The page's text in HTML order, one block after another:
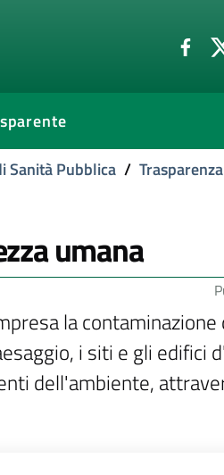
Sanità Pubblica / Trasparenza
umana
la
i siti e gli edifici
dell'ambiente,